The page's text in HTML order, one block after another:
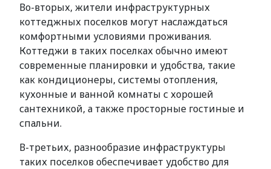
Во-вторых, жители инфраструктурных
коттеджных поселков могут наслаждаться
комфортными условиями проживания.
Коттеджи в таких поселках обычно имеют
современные планировки и удобства, такие
как кондиционеры, системы отопления,
кухонные и ванной комнаты с хорошей
сантехникой, а также просторные гостиные и
спальни.
В-третьих, разнообразие инфраструктуры
таких поселков обеспечивает удобство для